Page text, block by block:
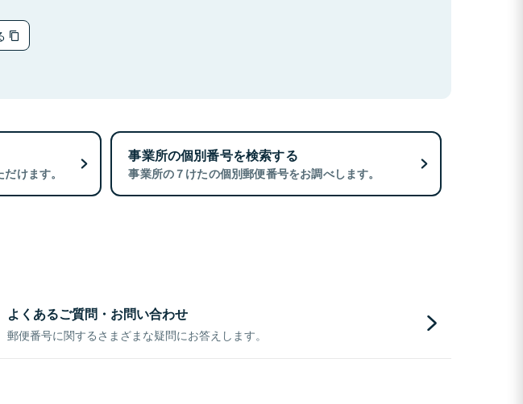
けます。
事業所の個別番号を検索する
事業所の７けたの個別郵便番号をお調べします。
よくあるご質問・お問い合わせ
郵便番号に関するさまざまな疑問にお答えします。